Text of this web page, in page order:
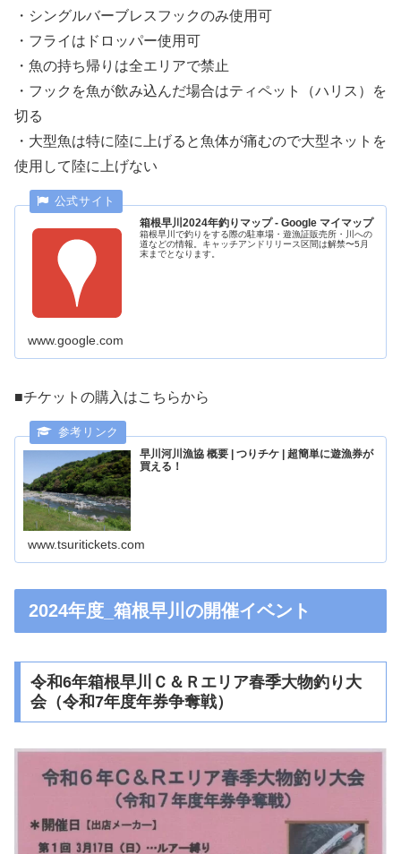
・シングルバーブレスフックのみ使用可
・フライはドロッパー使用可
・魚の持ち帰りは全エリアで禁止
・フックを魚が飲み込んだ場合はティペット（ハリス）を
切る
・大型魚は特に陸に上げると魚体が痛むので大型ネットを
使用して陸に上げない
箱根早川2024年釣りマップ - Google マイマップ
箱根早川で釣りをする際の駐車場・遊漁証販売所・川への
道などの情報。キャッチアンドリリース区間は解禁〜5月
末までとなります。
www.google.com
■チケットの購入はこちらから
早川河川漁協 概要 | つりチケ | 超簡単に遊漁券が
買える！
www.tsuritickets.com
2024年度_箱根早川の開催イベント
令和6年箱根早川Ｃ＆Ｒエリア春季大物釣り大
会（令和7年度年券争奪戦）